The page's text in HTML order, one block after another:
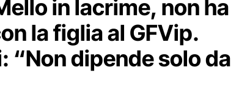
in lacrime, non ha
la figlia al GFVip.
“Non dipende solo da